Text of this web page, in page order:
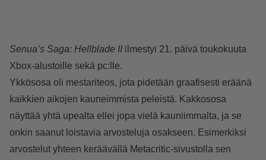
Senua’s Saga: Hellblade II ilmestyi 21. päivä toukokuuta
Xbox-alustoille sekä pc:lle.
Ykkösosa oli mestariteos, jota pidetään graafisesti eräänä
kaikkien aikojen kauneimmista peleistä. Kakkososa
näyttää yhtä upealta ellei jopa vielä kauniimmalta, ja se
onkin saanut loistavia arvosteluja osakseen. Esimerkiksi
arvostelut yhteen keräävällä Metacritic-sivustolla sen